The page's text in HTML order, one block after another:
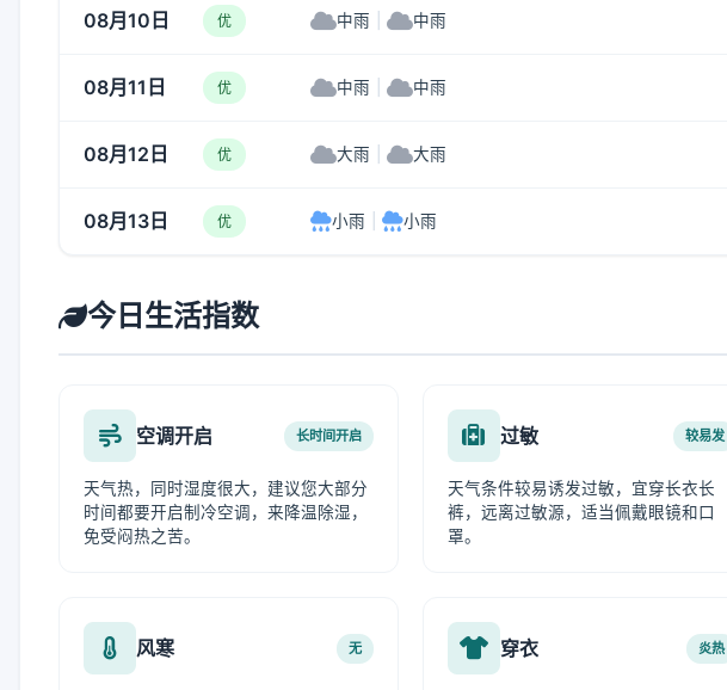
08月10日 优 中雨 中雨
08月11日 优 中雨 中雨
08月12日 优 大雨 大雨
08月13日 优 小雨 小雨
今日生活指数
空调开启 长时间开启
天气热，同时湿度很大，建议您大部分
时间都要开启制冷空调，来降温除湿，
免受闷热之苦。
过敏 较易发
天气条件较易诱发过敏，宜穿长衣长
裤，远离过敏源，适当佩戴眼镜和口
罩。
风寒 无 穿衣 炎热